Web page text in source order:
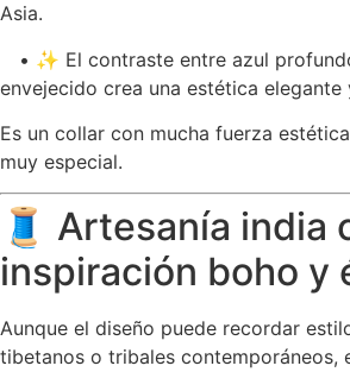
Asia.
• ✨ El contraste entre azul
envejecido crea una estética elegante
Es un collar con mucha fuerza
muy especial.
🧵 Artesanía india
inspiración boho y
Aunque el diseño puede recordar
tibetanos o tribales contemporáneos,